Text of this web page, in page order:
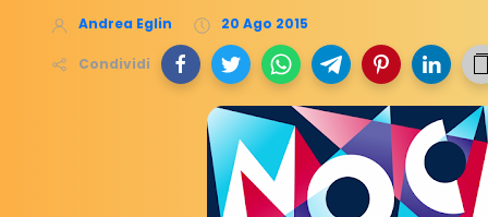
Andrea Eglin 20 Ago 2015
Condividi